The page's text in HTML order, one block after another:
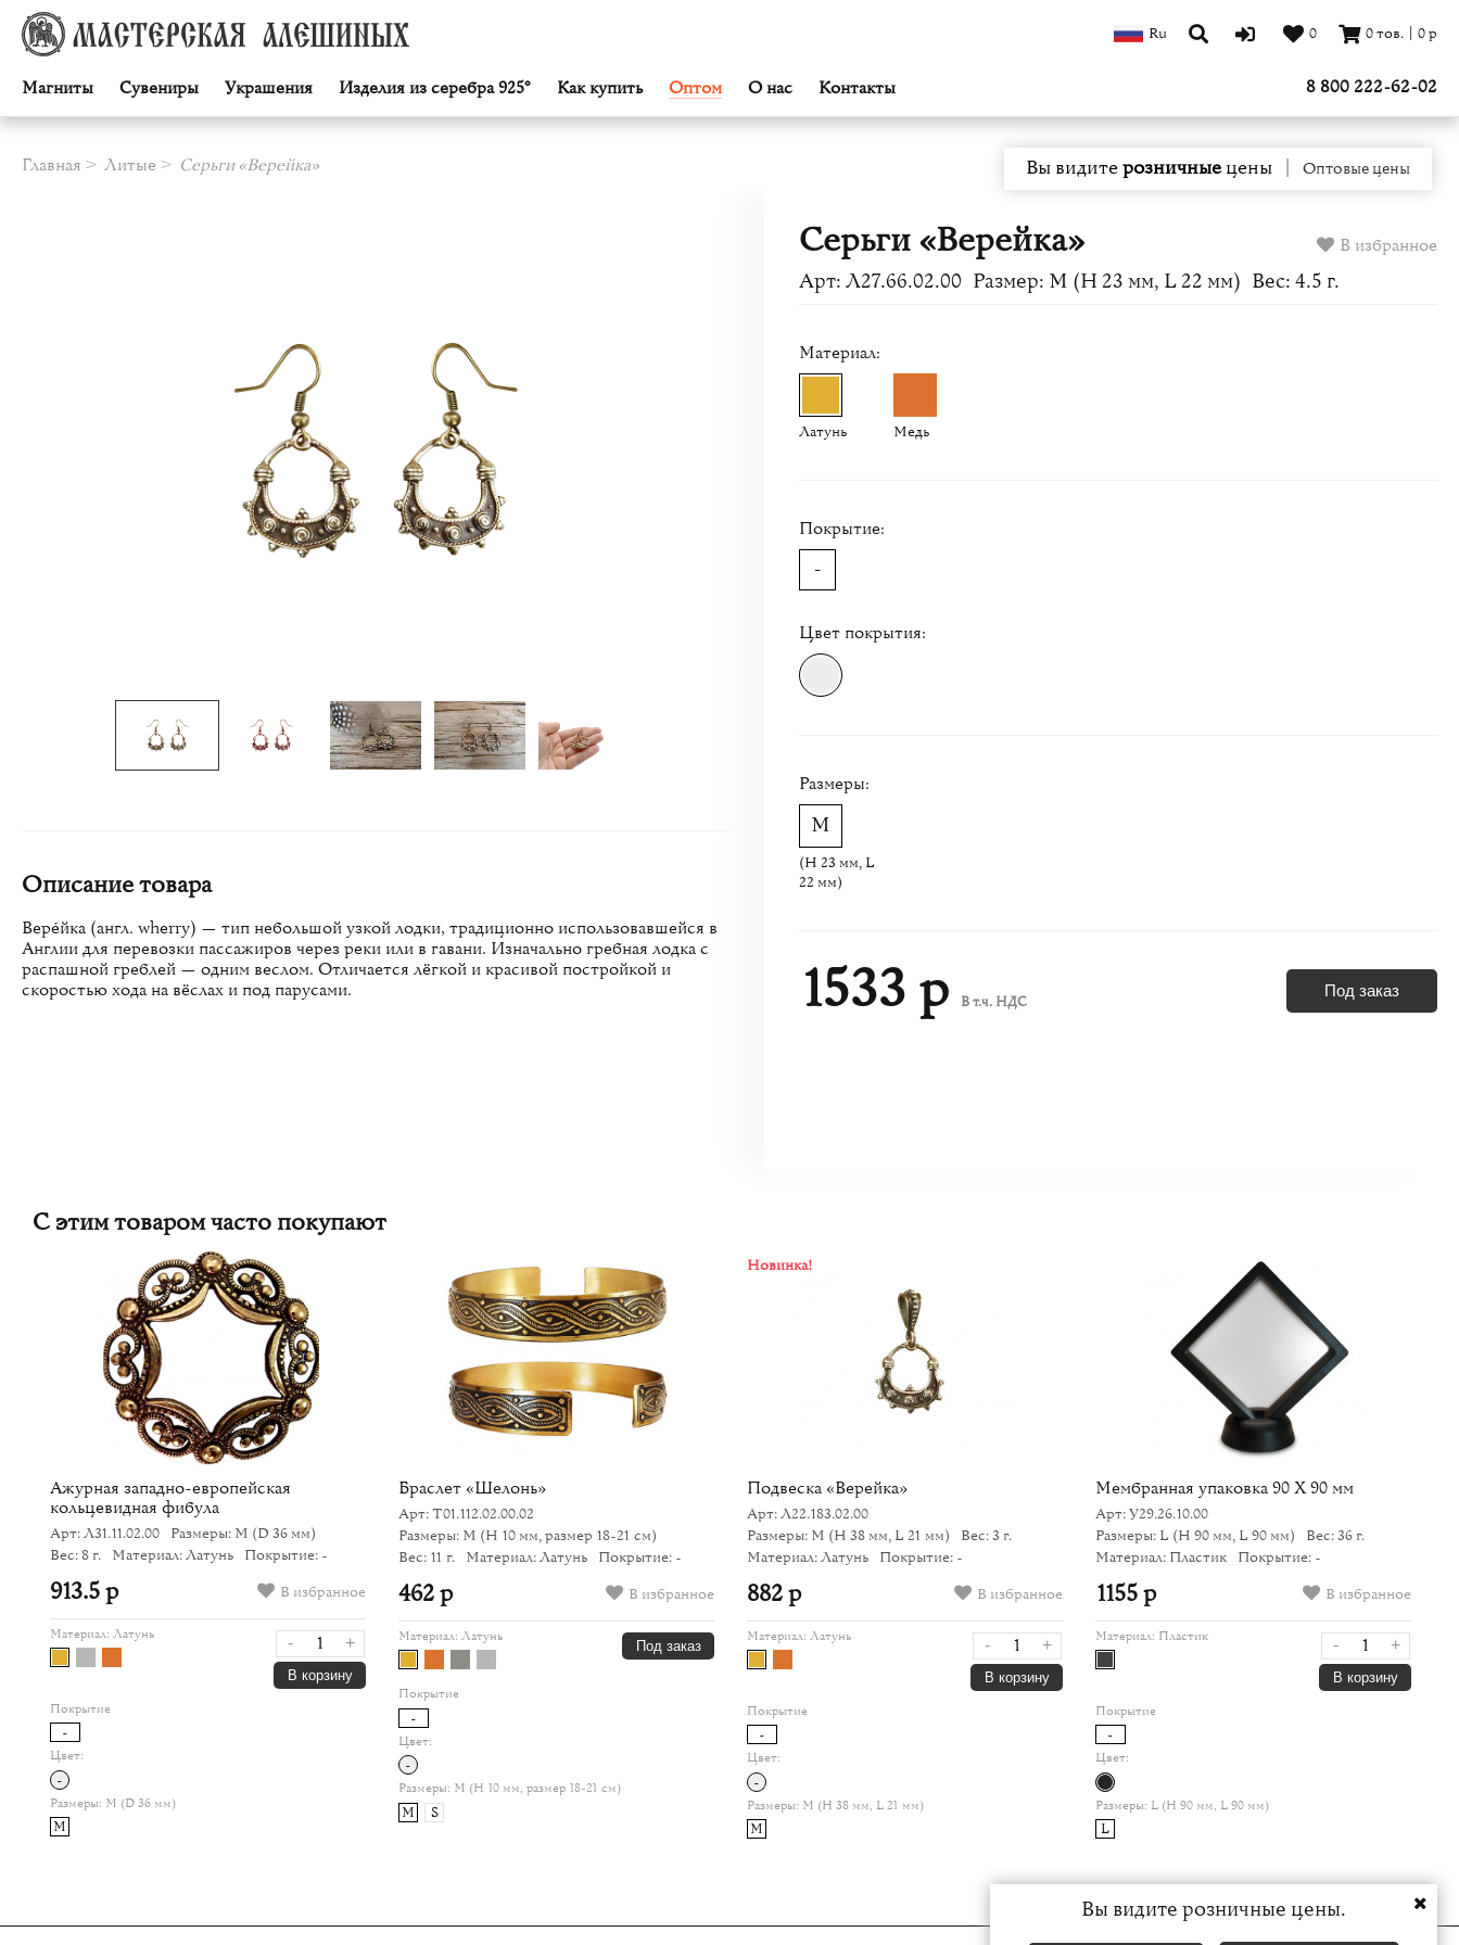
Магниты Сувениры Украшения Изделия из серебра 925° Как купить Оптом О нас Контакты
Ru 0 0тов. 0р
8 800 222-62-02
Главная Литые Серьги «Верейка» Вы видитерозничныецены Оптовые цены
Описание товара
Вере́йка (англ. wherry) — тип небольшой узкой лодки, традиционно использовавшейся в
Англии для перевозки пассажиров через реки или в гавани. Изначально гребная лодка с
распашной греблей — одним веслом. Отличается лёгкой и красивой постройкой и
скоростью хода на вёслах и под парусами.
В избранное
Серьги «Верейка»
Арт: Л27.66.02.00 Размер: M (H 23 мм, L 22 мм) Вес: 4.5 г.
Материал:
Латунь Медь
Покрытие:
-
Цвет покрытия:
Размеры:
(H 23 мм, L
22 мм)
1533 р В т.ч. НДС
Под заказ
С этим товаром часто покупают
Ажурная западно-европейская
кольцевидная фибула
Арт: Л31.11.02.00 Размеры: M (D 36 мм)
Вес: 8 г.
Материал: Латунь
Покрытие: -
В избранное
913.5 р
Материал: Латунь - +
В корзину
Покрытие
-
Цвет:
-
Размеры: M (D 36 мм)
M
Браслет «Шелонь»
Арт: Т01.112.02.00.02
Размеры: M (H 10 мм, размер 18-21 см)
Вес: 11 г.
Материал: Латунь
Покрытие: -
В избранное
462 р
Материал: Латунь
Под заказ
Покрытие
-
Цвет:
-
Размеры: M (H 10 мм, размер 18-21 см)
M S
Новинка!
Подвеска «Верейка»
Арт: Л22.183.02.00
Размеры: M (H 38 мм, L 21 мм)
Вес: 3 г.
Материал: Латунь
Покрытие: -
В избранное
882 р
Материал: Латунь - +
В корзину
Покрытие
-
Цвет:
-
Размеры: M (H 38 мм, L 21 мм)
M
Мембранная упаковка 90 Х 90 мм
Арт: У29.26.10.00
Размеры: L (H 90 мм, L 90 мм)
Вес: 36 г.
Материал: Пластик
Покрытие: -
В избранное
1155 р
Материал: Пластик - +
В корзину
Покрытие
-
Цвет:
Размеры: L (H 90 мм, L 90 мм)
L
Вы видите розничные цены.